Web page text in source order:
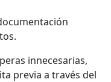
innecesarias,
previa a través del